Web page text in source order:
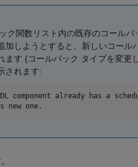
ク関数リスト内の既存のコール
加しようとすると、新しいコール
ます (コールバック タイプを変更
されます:
component already has a
new one.